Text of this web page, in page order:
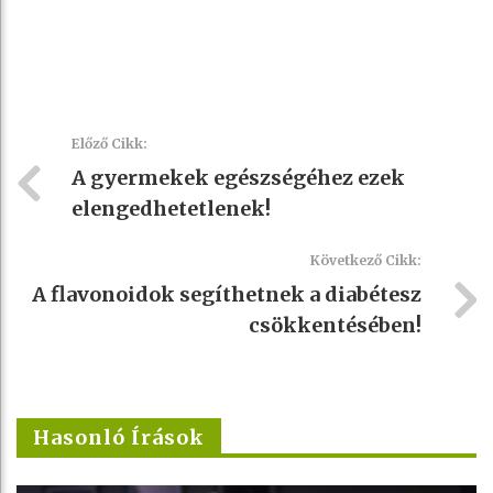
Előző Cikk:
A gyermekek egészségéhez ezek
elengedhetetlenek!
Következő Cikk:
A flavonoidok segíthetnek a diabétesz
csökkentésében!
Hasonló Írások